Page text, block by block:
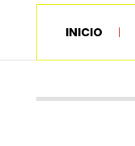
INICIO